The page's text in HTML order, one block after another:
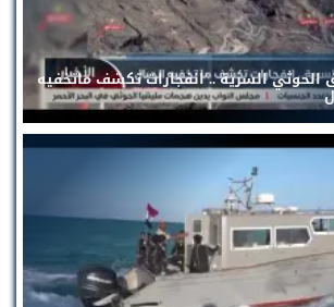
الحوثي السرية .. انفجارات تكشف ماتخفيه